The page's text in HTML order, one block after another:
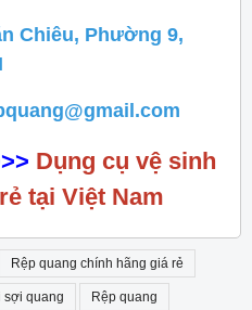
Chiêu, Phường 9,
Dụng cụ vệ sinh
tại Việt Nam
Rệp quang chính hãng giá rẻ
sợi quang Rệp quang